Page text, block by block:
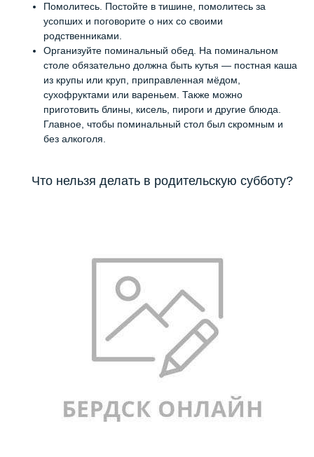
Помолитесь. Постойте в тишине, помолитесь за
усопших и поговорите о них со своими
родственниками.
Организуйте поминальный обед. На поминальном
столе обязательно должна быть кутья — постная каша
из крупы или круп, приправленная мёдом,
сухофруктами или вареньем. Также можно
приготовить блины, кисель, пироги и другие блюда.
Главное, чтобы поминальный стол был скромным и
без алкоголя.
Что нельзя делать в родительскую субботу?